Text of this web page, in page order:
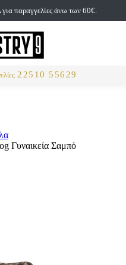
παραγγελίες άνω των 60€.
22510 55629
Γυναικεία Σαμπό